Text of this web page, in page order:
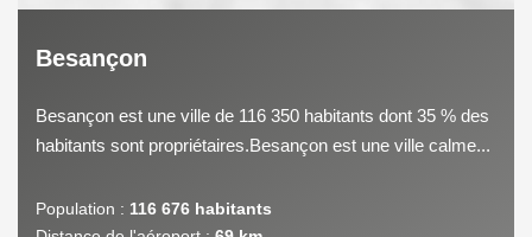
Besançon
Besançon est une ville de 116 350 habitants dont 35 % des
habitants sont propriétaires.Besançon est une ville calme...
Population : 116 676 habitants